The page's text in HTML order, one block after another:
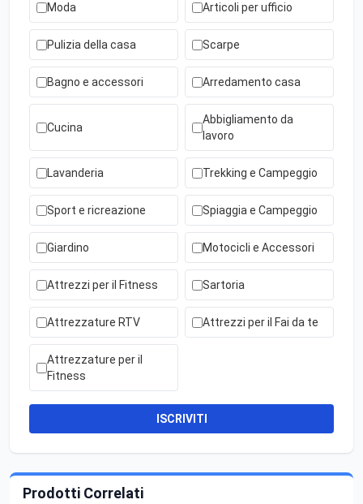
Moda Articoli per ufficio
Pulizia della casa Scarpe
Bagno e accessori Arredamento casa
Cucina
Abbigliamento da
lavoro
Lavanderia Trekking e Campeggio
Sport e ricreazione Spiaggia e Campeggio
Giardino Motocicli e Accessori
Attrezzi per il Fitness Sartoria
Attrezzature RTV Attrezzi per il Fai da te
Attrezzature per il
Fitness
ISCRIVITI
Prodotti Correlati